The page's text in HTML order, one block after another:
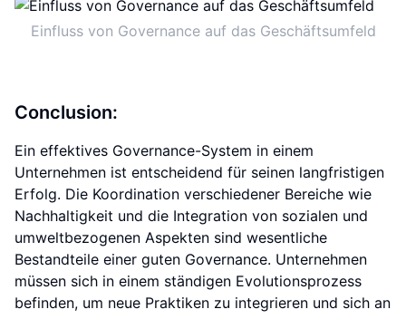
Einfluss von Governance auf das Geschäftsumfeld
Conclusion:
Ein effektives Governance-System in einem
Unternehmen ist entscheidend für seinen langfristigen
Erfolg. Die Koordination verschiedener Bereiche wie
Nachhaltigkeit und die Integration von sozialen und
umweltbezogenen Aspekten sind wesentliche
Bestandteile einer guten Governance. Unternehmen
müssen sich in einem ständigen Evolutionsprozess
befinden, um neue Praktiken zu integrieren und sich an